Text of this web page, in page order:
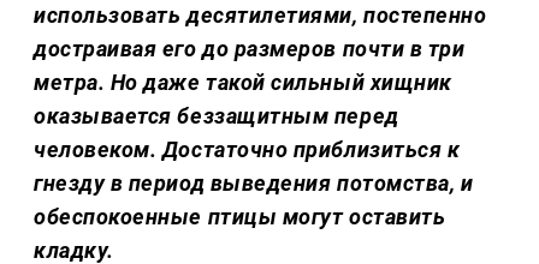
использовать десятилетиями, постепенно
достраивая его до размеров почти в три
метра. Но даже такой сильный хищник
оказывается беззащитным перед
человеком. Достаточно приблизиться к
гнезду в период выведения потомства, и
обеспокоенные птицы могут оставить
кладку.